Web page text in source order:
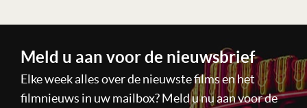
Meld u aan voor de nieuwsbrief
Elke week alles over de nieuwste films en het
filmnieuws in uw mailbox? Meld u nu aan voor de